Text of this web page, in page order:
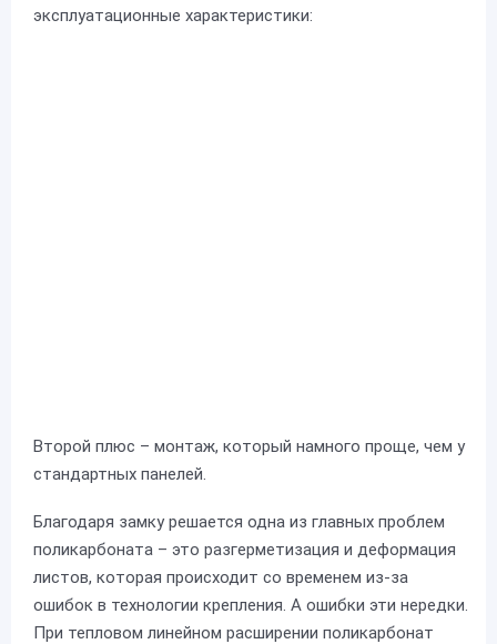
эксплуатационные характеристики:
Второй плюс – монтаж, который намного проще, чем у
стандартных панелей.
Благодаря замку решается одна из главных проблем
поликарбоната – это разгерметизация и деформация
листов, которая происходит со временем из-за
ошибок в технологии крепления. А ошибки эти нередки.
При тепловом линейном расширении поликарбонат